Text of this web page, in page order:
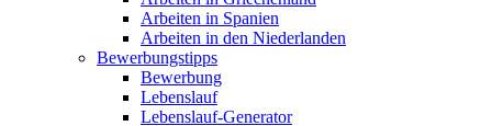
Arbeiten in Spanien
Arbeiten in den Niederlanden
Bewerbungstipps
Bewerbung
Lebenslauf
Lebenslauf-Generator